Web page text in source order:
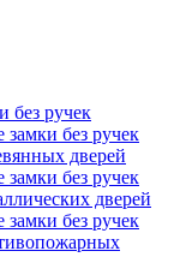
без ручек
замки без ручек
дверей
замки без ручек
дверей
замки без ручек